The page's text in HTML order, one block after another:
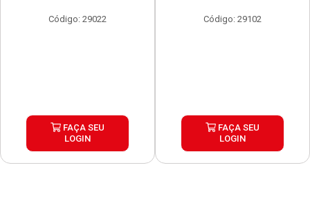
Código: 29022
FAÇA SEU
LOGIN
Código: 29102
FAÇA SEU
LOGIN